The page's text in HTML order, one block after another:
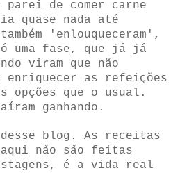
parei de comer carne
quase nada até
'enlouqueceram',
uma fase, que já já
viram que não
enriquecer as refeições
opções que o usual.
ganhando.
blog. As receitas
não são feitas
é a vida real